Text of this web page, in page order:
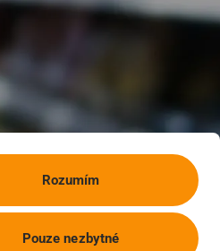
Rozumím
Pouze nezbytné